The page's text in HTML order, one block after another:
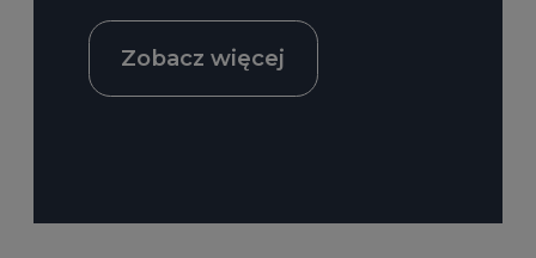
Zobacz więcej